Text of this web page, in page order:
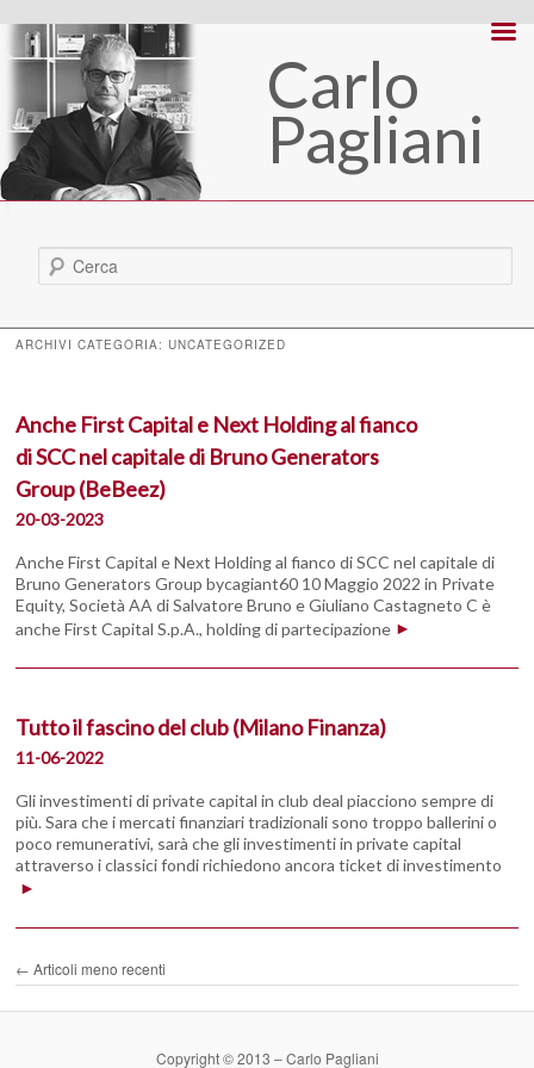
Carlo
Pagliani
Cerca
ARCHIVI CATEGORIA:UNCATEGORIZED
Anche First Capital e Next Holding al fianco
di SCC nel capitale di Bruno Generators
Group (BeBeez)
20-03-2023
Anche First Capital e Next Holding al fianco di SCC nel capitale di
Bruno Generators Group bycagiant60 10 Maggio 2022 in Private
Equity, Società AA di Salvatore Bruno e Giuliano Castagneto C è
anche First Capital S.p.A., holding di partecipazione
Tutto il fascino del club (Milano Finanza)
11-06-2022
Gli investimenti di private capital in club deal piacciono sempre di
più. Sara che i mercati finanziari tradizionali sono troppo ballerini o
poco remunerativi, sarà che gli investimenti in private capital
attraverso i classici fondi richiedono ancora ticket di investimento
Navigazione
articolo
← Articoli meno recenti
Copyright © 2013 – Carlo Pagliani